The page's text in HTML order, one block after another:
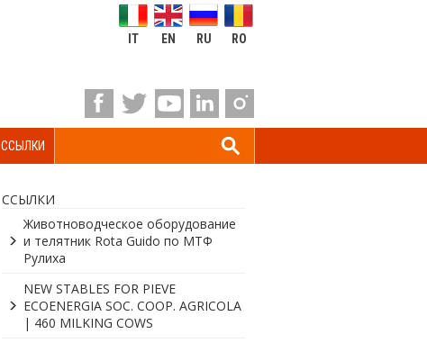
IT EN RU RO
ССЫЛКИ
ССЫЛКИ
Животноводческое оборудование
и телятник Rota Guido по МТФ
Рулиха
NEW STABLES FOR PIEVE
ECOENERGIA SOC. COOP. AGRICOLA
| 460 MILKING COWS